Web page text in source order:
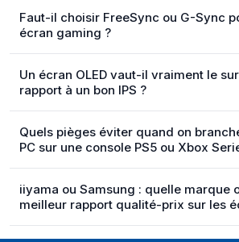
Faut-il choisir FreeSync ou G-Sync
écran gaming ?
Un écran OLED vaut-il vraiment le
rapport à un bon IPS ?
Quels pièges éviter quand on
PC sur une console PS5 ou Xbox
iiyama ou Samsung : quelle marque
meilleur rapport qualité-prix sur les